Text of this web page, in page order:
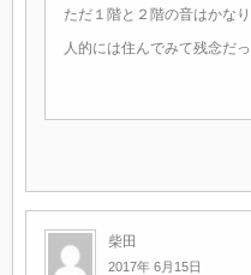
ただ１階と２階の音はかな
人的には住んでみて残念だ
柴田
2017年 6月15日